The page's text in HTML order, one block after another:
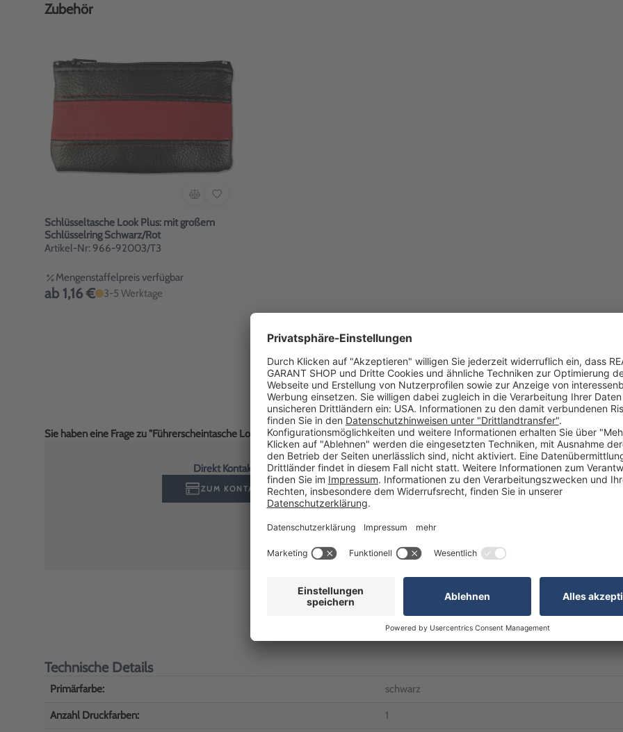
Zubehör
Schlüsseltasche Look Plus: mit großem
Schlüsselring Schwarz/Rot
Artikel-Nr: 966-92003/T3
Mengenstaffelpreis verfügbar
ab 1,16 € 3-5 Werktage
Sie haben eine Frage zu "Führerscheintasche Look Plus mit 2 Steckfächer "? Wir haben die Antwort!
Direkt Kontakt aufnehmen
ZUM KONTAKTFORMULAR
Alternativ erreichen Sie uns
Telefon:+49 (0)7024 /
Kostenfrei innerhalb
Montag bis Freitag:
Technische Details
Primärfarbe: schwarz
Anzahl Druckfarben: 1